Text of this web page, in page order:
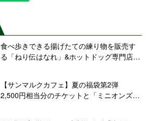
食べ歩きできる揚げたての練り物を販売す
る「ねり伝はなれ」&ホットドッグ専門店
【サンマルクカフェ】夏の福袋第2弾
2,500円相当分のチケットと「ミニオンズ」